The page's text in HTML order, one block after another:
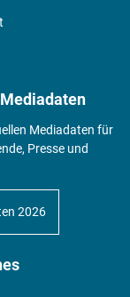
Mediadaten für
Presse und
2026